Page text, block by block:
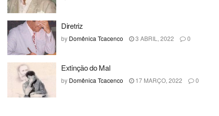
Diretriz
by Domênica Tcacenco 3 ABRIL, 2022 0
Extinção do Mal
by Domênica Tcacenco 17 MARÇO, 2022 0